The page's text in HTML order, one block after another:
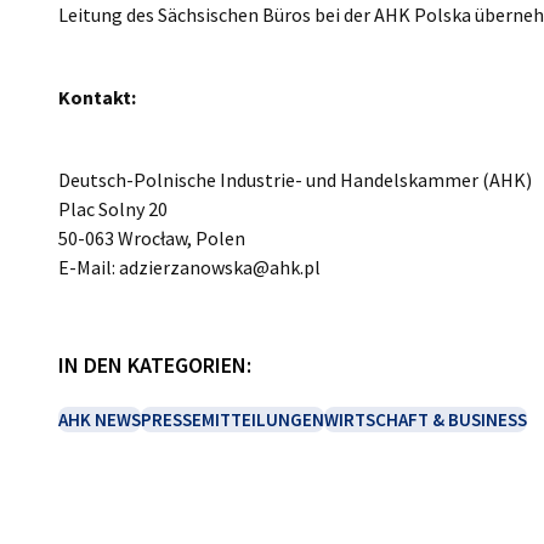
Leitung des Sächsischen Büros bei der AHK Polska
Kontakt:
Deutsch-Polnische Industrie- und Handelskammer (AHK)
Plac Solny 20
50-063 Wrocław, Polen
E-Mail: adzierzanowska@ahk.pl
IN DEN KATEGORIEN:
AHK NEWSPRESSEMITTEILUNGENWIRTSCHAFT & BUSINESS